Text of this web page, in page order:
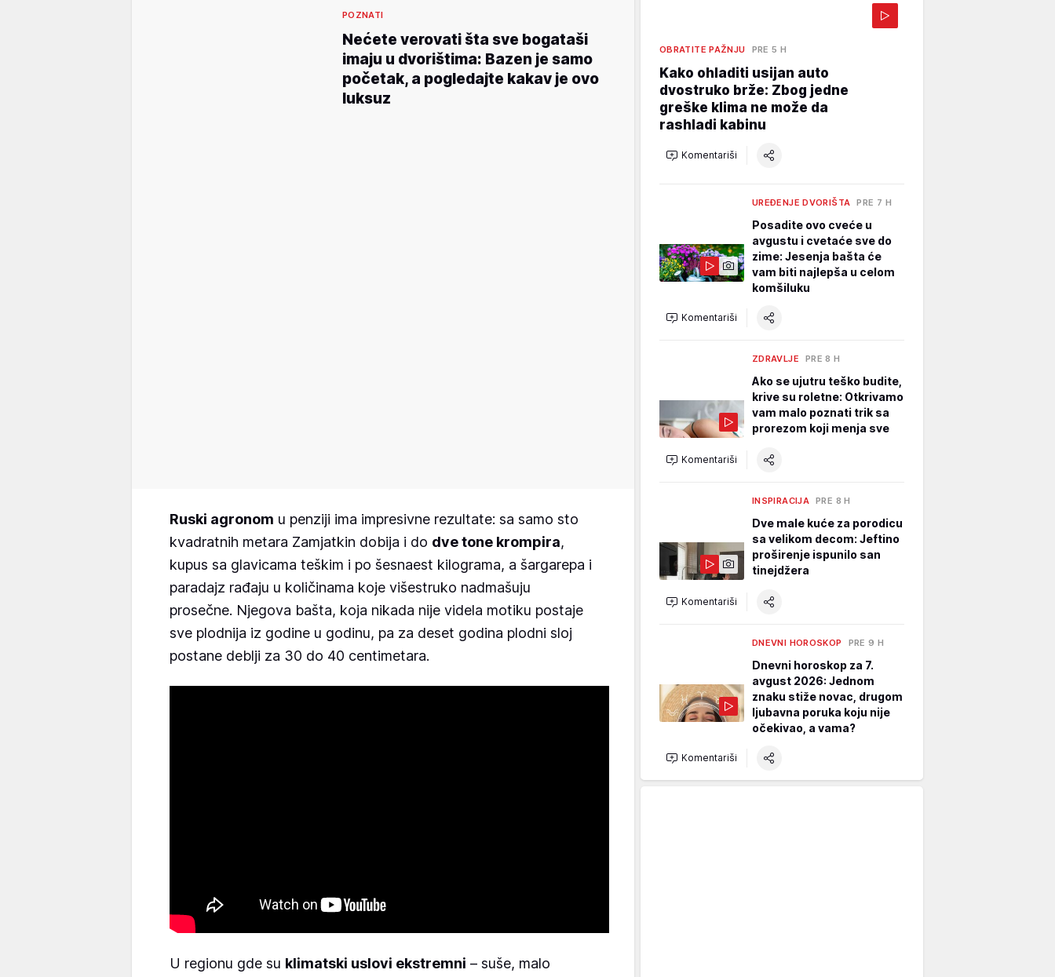
POZNATI
Nećete verovati šta sve bogataši
imaju u dvorištima: Bazen je samo
početak, a pogledajte kakav je ovo
luksuz
Ruski agronom u penziji ima impresivne rezultate: sa samo sto
kvadratnih metara Zamjatkin dobija i do dve tone krompira,
kupus sa glavicama teškim i po šesnaest kilograma, a šargarepa i
paradajz rađaju u količinama koje višestruko nadmašuju
prosečne. Njegova bašta, koja nikada nije videla motiku postaje
sve plodnija iz godine u godinu, pa za deset godina plodni sloj
postane deblji za 30 do 40 centimetara.
U regionu gde su klimatski uslovi ekstremni – suše, malo
OBRATITE PAŽNJU PRE 5 H
Kako ohladiti usijan auto
dvostruko brže: Zbog jedne
greške klima ne može da
rashladi kabinu
Komentariši
UREĐENJE DVORIŠTA PRE 7 H
Posadite ovo cveće u
avgustu i cvetaće sve do
zime: Jesenja bašta će
vam biti najlepša u celom
komšiluku
Komentariši
ZDRAVLJE PRE 8 H
Ako se ujutru teško budite,
krive su roletne: Otkrivamo
vam malo poznati trik sa
prorezom koji menja sve
Komentariši
INSPIRACIJA PRE 8 H
Dve male kuće za porodicu
sa velikom decom: Jeftino
proširenje ispunilo san
tinejdžera
Komentariši
DNEVNI HOROSKOP PRE 9 H
Dnevni horoskop za 7.
avgust 2026: Jednom
znaku stiže novac, drugom
ljubavna poruka koju nije
očekivao, a vama?
Komentariši